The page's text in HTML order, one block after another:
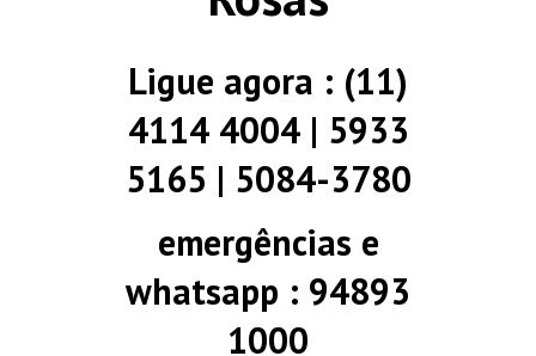
Ligue agora : (11)
4114 4004 | 5933
5165 | 5084-3780
emergências e
whatsapp : 94893
1000